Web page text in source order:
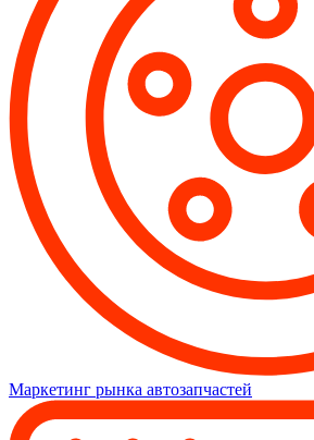
Маркетинг рынка автозапчастей